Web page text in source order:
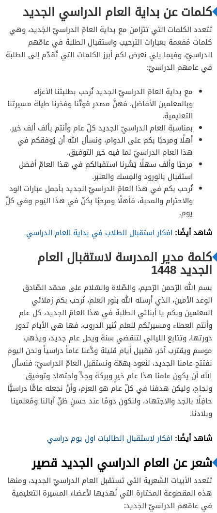
كلمات عن بداية العام الدراسي الجديد
تتعدد الكلمات التي تتزامن مع بداية العامّ الدراسيّ الجَديد، وهي
كلمات مُفعمة بعبارات الترحيب واستقبال الطلبة في عامّهم
الدراسيّ، وفيما يلي نعرض لكم أبرز الكلمات التي تُقدّم إلى الطلبة
في عامهم الدراسيّ:
مع بداية العامّ الدراسيّ الجديد نُرحب بطلبتنا الأعزاء
وبالمعلمين الأفاضل، فهنَّ مصدر قوتّنا وفخرنا طيلة مسيرتنا
التعليمية.
بمناسبة العام الدراسيّ الجديد كلّ عام وأنتم بألف ألف خير.
أهلًا ومرحبًا بكم على الدوام، ونسأل الله أن يُوفقكم في
هذا العام الدراسيّ لما فيه خير التوفيق.
مرحبًا وألف سهلًا يَسُّرنا استقبالكم في هذا العامّ أفضل
استقبال بالورود والمِسك والعنبر.
نُرحب بكم في هذا العامّ الدراسيّ الجديد بأجمل عبارات الود
والاحترام والمحبة، فأهلًا ومرحبًا بكنّ في هذا اليَوم وفي كلّ
يوم.
شاهد أيضًا: افكار استقبال الطلاب في بداية العام الدراسي
كلمة مدير المدرسة لاستقبال العام
الجديد 1448
بسم الله الرّحمن الرّحيم، والصّلاة والسّلام على محمّد الصّادق
الوعد الأمين، الذي أرسله الله بنور العلم، نُرحب بكم زملائي
المعلمين وبكم يا أبنائي الطلبة في هذا العامّ الجديد، كل عام
وأنتم العطاء ومسيرتكم للعلم تُنير الدروب، فها هي الأيام تدور
دورتها، وتتابع الليالي لتنقضي سنة ويحل عام جديد، ويذهب
موسم ويقترب آخر، فقبيل أيام قليلة ودَّعنا عاماً دراسياً ونحن اليوم
نفتتح عامنا الجديد، لنعود بهمّة ونستقبل العامّ الدراسيّ؛ فنسأل
الله أن يكون عامنا هذا عام خيرٍ وبركة وجدٍّ واجتهاد وتوفيق
ونجاح، وليكن هدفنا في كلّ عام هو العزم، وأنْ نجعله عامًّا دراسيًّا
حافِلًا بالجد والاجتهاد، ولنكون دومًا عند حسنِ ظنّ آبائنا ومُعلمينا
وبلادنا.
شاهد أيضًا: افكار لاستقبال الطالبات اول يوم دراسي
شعر عن العام الدراسي الجديد قصير
تتعدد الأبيات الشعرية التي تستقبل العام الدراسيّ الجديد، ومنها
هذه المقطوعة المختارة التي نُهديها لأعضاء المسيرة التعليمية
في عامّهم الدراسيّ الجديد: